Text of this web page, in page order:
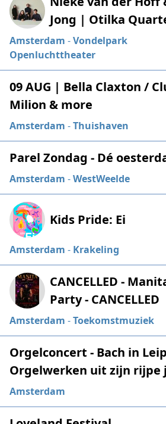
Jong | Otilka
Amsterdam -Vondelpark
Openluchttheater
09 AUG | Bella Claxton /
Milion & more
Amsterdam -Thuishaven
Parel Zondag - Dé
Amsterdam -WestWeelde
Kids Pride: Ei
Amsterdam - Krakeling
CANCELLED -
Party - CANCELLED
Amsterdam -Toekomstmuziek
Orgelconcert - Bach in
Orgelwerken uit zijn rijpe
Amsterdam